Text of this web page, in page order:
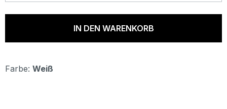
IN DEN WARENKORB
Farbe: Weiß